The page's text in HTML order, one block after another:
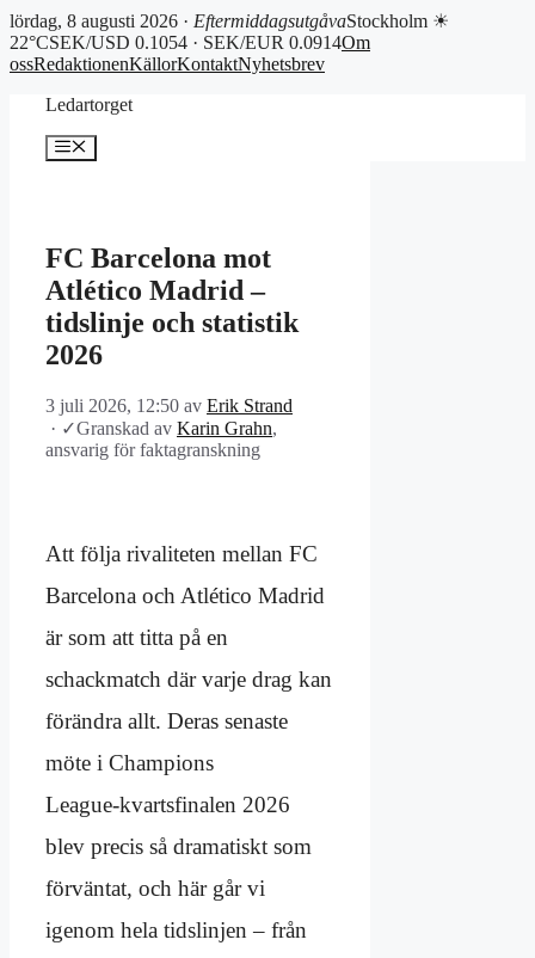
lördag, 8 augusti 2026 · EftermiddagsutgåvaStockholm ☀
22°CSEK/USD 0.1054 · SEK/EUR 0.0914Om
ossRedaktionenKällorKontaktNyhetsbrev
Ledartorget
Meny
FC Barcelona mot
Atlético Madrid –
tidslinje och statistik
2026
3 juli 2026, 12:50 av Erik Strand
· ✓Granskad av Karin Grahn,
ansvarig för faktagranskning
Att följa rivaliteten mellan FC
Barcelona och Atlético Madrid
är som att titta på en
schackmatch där varje drag kan
förändra allt. Deras senaste
möte i Champions
League‑kvartsfinalen 2026
blev precis så dramatiskt som
förväntat, och här går vi
igenom hela tidslinjen – från